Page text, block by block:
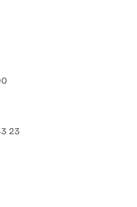
23